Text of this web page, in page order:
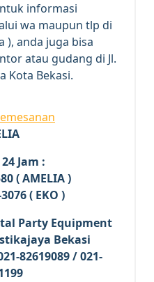
informasi
wa maupun tlp di
), anda juga bisa
atau gudang di Jl.
Kota Bekasi.
Jam :
( AMELIA )
( EKO )
Party Equipment
Bekasi
82619089 / 021-